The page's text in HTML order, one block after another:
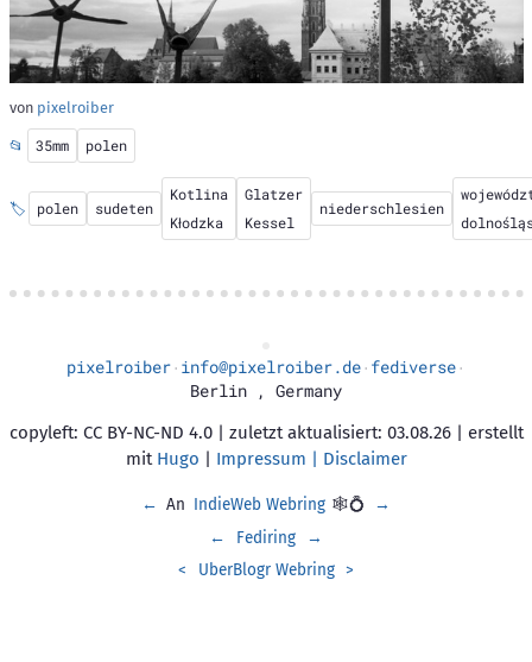
von pixelroiber
📂 35mm polen
🏷️ polen sudeten
Kotlina
Kłodzka
Glatzer
Kessel
niederschlesien
pixelroiber· info@pixelroiber.de· fediverse·
Berlin , Germany
copyleft: CC BY-NC-ND 4.0 | zuletzt aktualisiert: 03.08.26 | erstellt
mit Hugo | Impressum | Disclaimer
← An IndieWeb Webring 🕸💍
→
←
Fediring
→
<
UberBlogr Webring >